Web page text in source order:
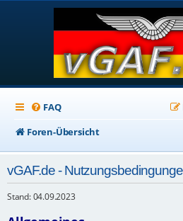
FAQ
Foren-Übersicht
vGAF.de -
Stand: 04.09.2023